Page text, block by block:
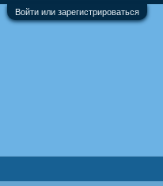
Войти или зарегистрироваться